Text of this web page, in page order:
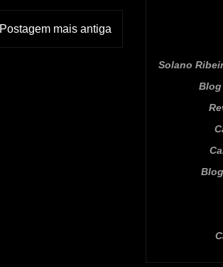
Postagem mais antiga
Solano
Blog